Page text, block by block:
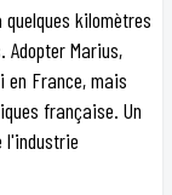
kilomètres
Adopter Marius,
en France, mais
française. Un
l'industrie